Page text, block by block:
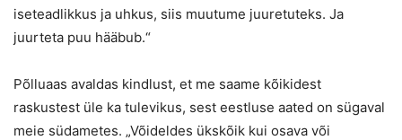
iseteadlikkus ja uhkus, siis muutume juuretuteks. Ja
juurteta puu hääbub.“
Põlluaas avaldas kindlust, et me saame kõikidest
raskustest üle ka tulevikus, sest eestluse aated on sügaval
meie südametes. „Võideldes ükskõik kui osava või